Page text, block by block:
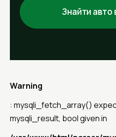
Знайти авто
Warning
: mysqli_fetch_array()
mysqli_result, bool given in